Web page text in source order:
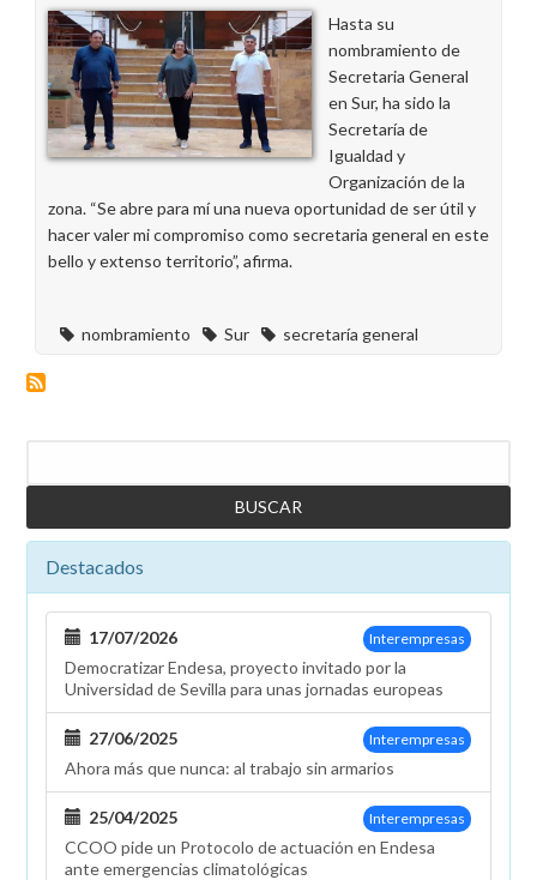
gana
cuatro
nuevos
delegados
en
Andalucía
Hasta su
nombramiento de
Secretaria General
en Sur, ha sido la
Secretaría de
Igualdad y
Organización de la
zona. “Se abre para mí una nueva oportunidad de ser útil y
hacer valer mi compromiso como secretaria general en este
bello y extenso territorio”, afirma.
nombramiento Sur secretaría general
Destacados
Interempresas
17/07/2026
Democratizar Endesa, proyecto invitado por la
Universidad de Sevilla para unas jornadas europeas
Interempresas
27/06/2025
Ahora más que nunca: al trabajo sin armarios
Interempresas
25/04/2025
CCOO pide un Protocolo de actuación en Endesa
ante emergencias climatológicas